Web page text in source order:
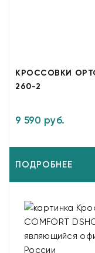
КРОССОВКИ
260-2
9 590 руб.
ПОДРОБНЕЕ